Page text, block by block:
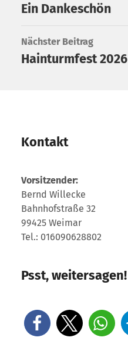
Ein Dankeschön
Nächster Beitrag
Hainturmfest 2026
Kontakt
Vorsitzender:
Bernd Willecke
Bahnhofstraße 32
99425 Weimar
Tel.: 016090628802
Psst, weitersagen!